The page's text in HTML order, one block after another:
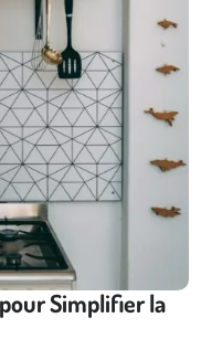
Simplifier la